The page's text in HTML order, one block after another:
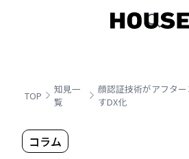
TOP
知見一
覧
顔認証技術がアフタ
すDX化
コラム